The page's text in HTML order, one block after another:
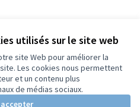
utilisés sur le site web
site Web pour améliorer la
Les cookies nous permettent
et un contenu plus
de médias sociaux.